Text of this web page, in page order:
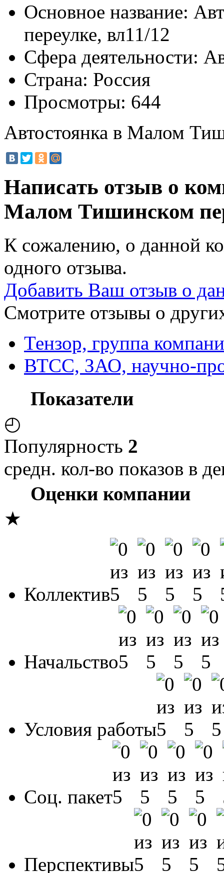
Основное название:
переулке, вл11/12
Сфера деятельности:
Страна: Россия
Просмотры: 644
Автостоянка в Малом
Написать отзыв о
Малом Тишинском
К сожалению, о данной
одного отзыва.
Добавить Ваш отзыв о
Смотрите отзывы о
Тензор, группа
ВТСС, ЗАО, научно-
Показатели
◴
Популярность 2
средн. кол-во показов в
Оценки компании
★
Коллектив
Начальство
Условия работы
Соц. пакет
Перспективы